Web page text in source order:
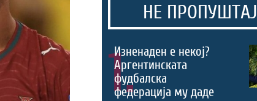
НЕ ПРОПУШТАЈ
1.
Изненаден е некој?
Аргентинската
фудбалска
федерација му даде